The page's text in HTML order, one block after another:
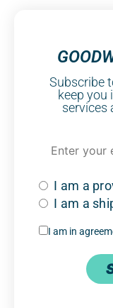
Subscribe
keep you
services
I am a
I am a
I am in